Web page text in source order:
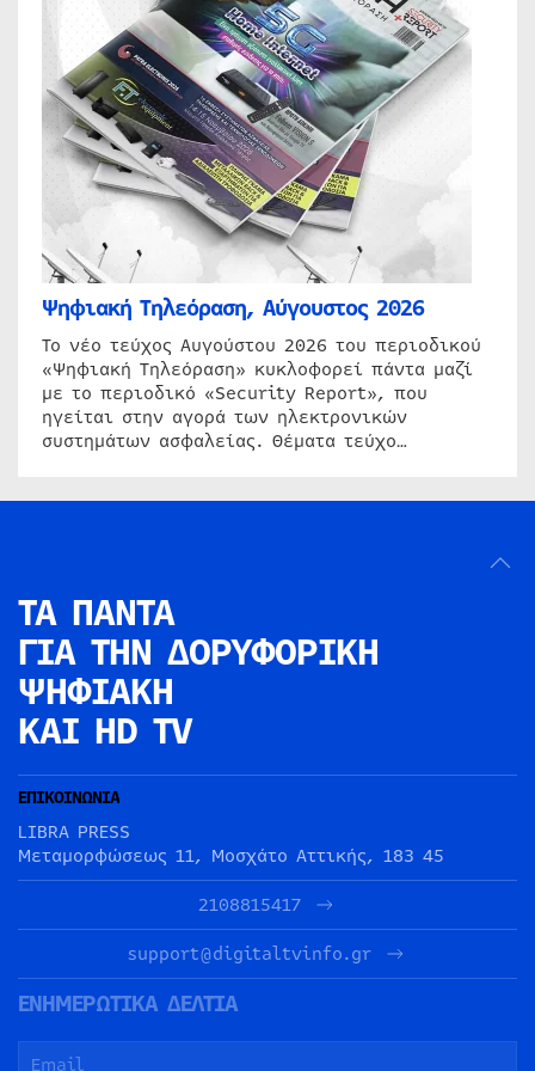
Ψηφιακή Τηλεόραση, Αύγουστος 2026
Το νέο τεύχος Αυγούστου 2026 του περιοδικού
«Ψηφιακή Τηλεόραση» κυκλοφορεί πάντα μαζί
με το περιοδικό «Security Report», που
ηγείται στην αγορά των ηλεκτρονικών
συστημάτων ασφαλείας. Θέματα τεύχο…
ΤΑ ΠΑΝΤΑ
ΓΙΑ ΤΗΝ ΔΟΡΥΦΟΡΙΚΗ
ΨΗΦΙΑΚΗ
ΚΑΙ HD TV
ΕΠΙΚΟΙΝΩΝΙΑ
LIBRA PRESS
Μεταμορφώσεως 11, Μοσχάτο Αττικής, 183 45
2108815417
support@digitaltvinfo.gr
ΕΝΗΜΕΡΩΤΙΚΑ ΔΕΛΤΙΑ